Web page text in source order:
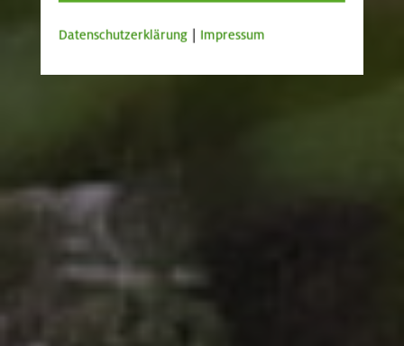
Datenschutzerklärung Impressum